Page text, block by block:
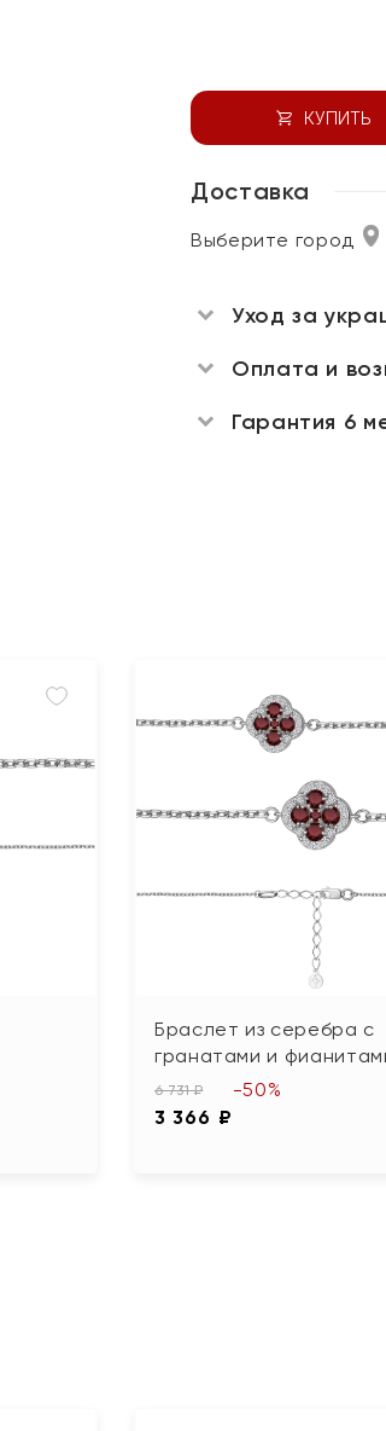
КУПИТЬ
Доставка
Выберите город
Уход за
Оплата и
Гарантия 6
Браслет из серебра с
гранатами и
6 731 ₽
3 366 ₽
-50%